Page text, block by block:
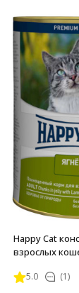
Happy Cat
взрослых
шт (Россия)
5.0 (1)